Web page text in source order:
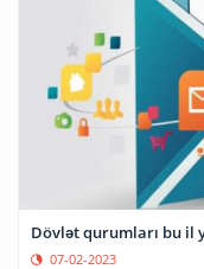
Dövlət qurumları bu il
07-02-2023